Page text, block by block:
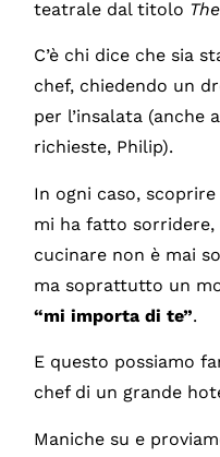
teatrale dal titolo
C’è chi dice che sia
chef, chiedendo un
per l’insalata (anche
richieste, Philip).
In ogni caso,
mi ha fatto sorridere,
cucinare non è mai
ma soprattutto un
“mi importa di te”.
E questo possiamo
chef di un grande
Maniche su e